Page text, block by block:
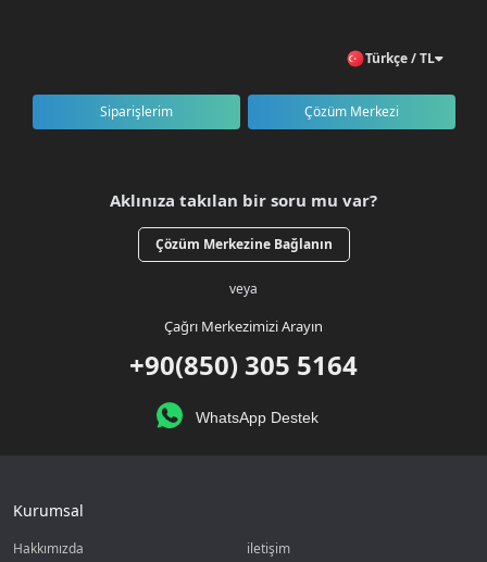
Türkçe / TL
Siparişlerim Çözüm Merkezi
Aklınıza takılan bir soru mu var?
Çözüm Merkezine Bağlanın
veya
Çağrı Merkezimizi Arayın
+90(850) 305 5164
WhatsApp Destek
Kurumsal
Hakkımızda
iletişim